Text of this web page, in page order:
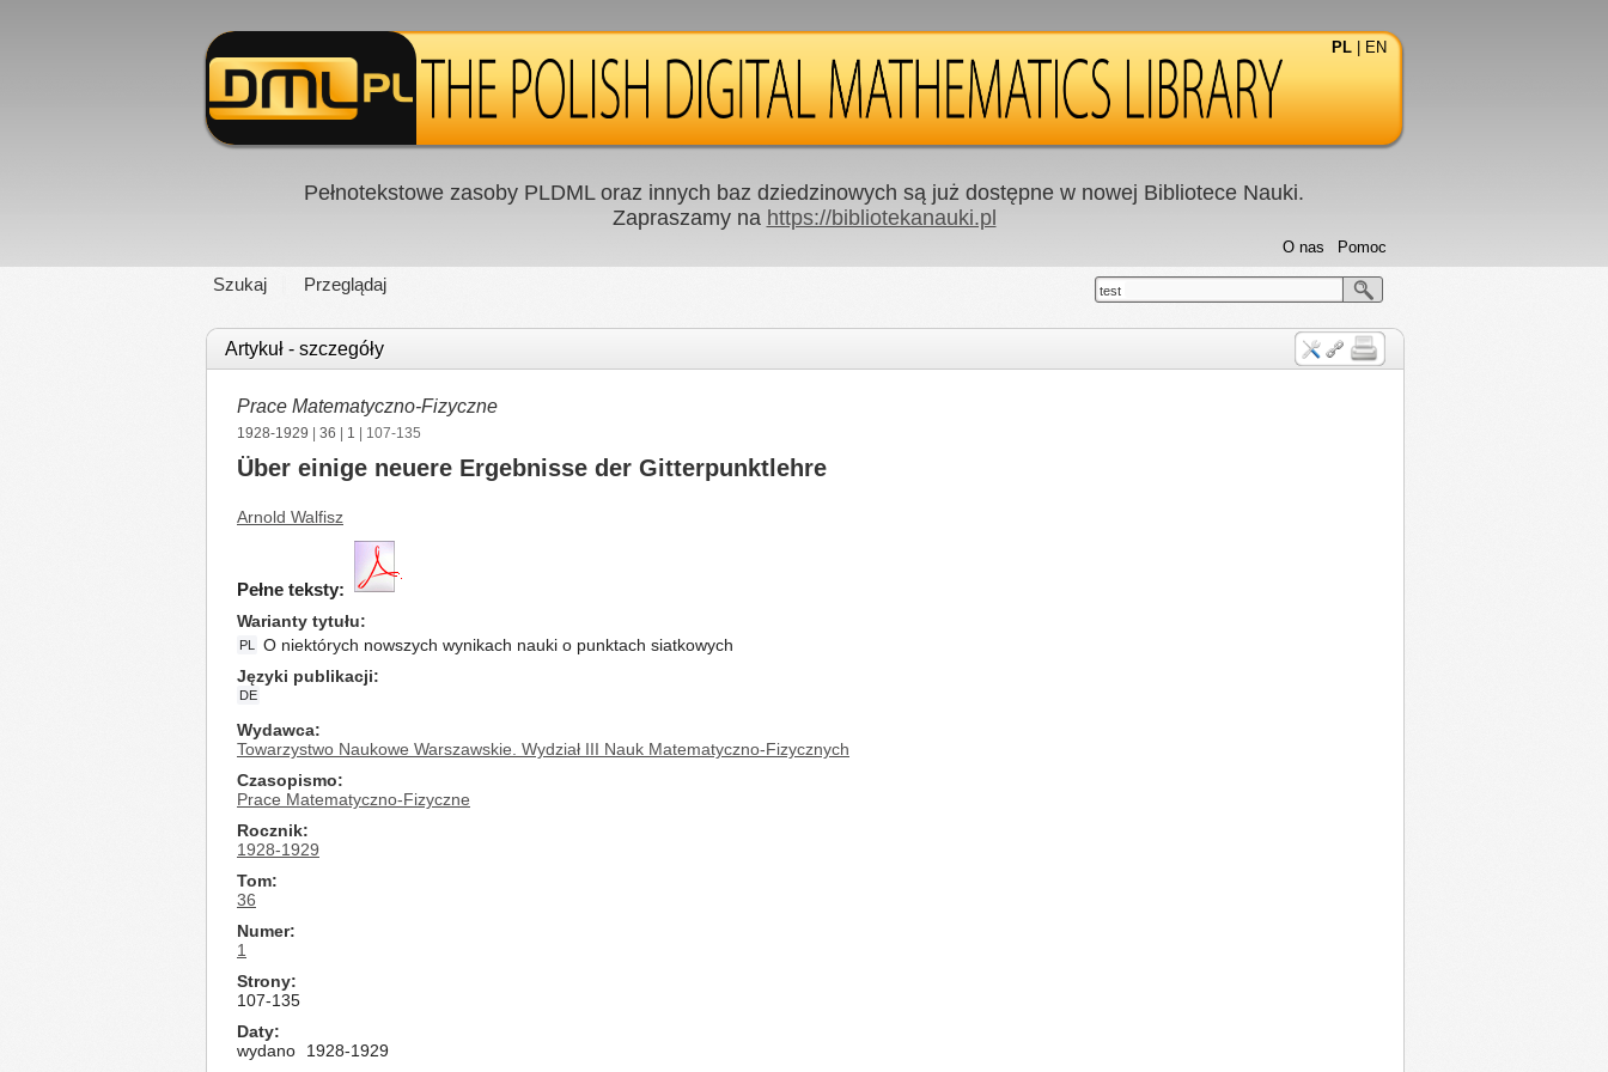
PL EN
Pełnotekstowe zasoby PLDML oraz innych baz dziedzinowych są już dostępne w nowej Bibliotece Nauki.
Zapraszamy na https://bibliotekanauki.pl
Szukaj Przeglądaj
Pomoc
O nas
test
Artykuł - szczegóły
Prace Matematyczno-Fizyczne
1928-1929 36 1 | 107-135
Über einige neuere Ergebnisse der Gitterpunktlehre
Arnold Walfisz
Pełne teksty:
Warianty tytułu
PL
O niektórych nowszych wynikach nauki o punktach siatkowych
Języki publikacji
DE
Wydawca
Towarzystwo Naukowe Warszawskie. Wydział III Nauk Matematyczno-Fizycznych
Czasopismo
Prace Matematyczno-Fizyczne
Rocznik
1928-1929
Tom
36
Numer
1
Strony
107-135
Daty
wydano
1928-1929